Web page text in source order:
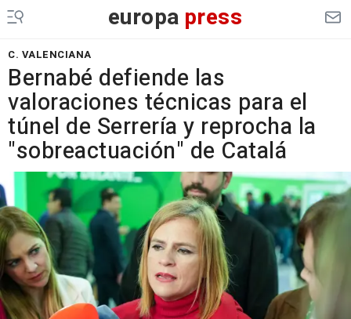
europa press
C. VALENCIANA
Bernabé defiende las
valoraciones técnicas para el
túnel de Serrería y reprocha la
"sobreactuación" de Catalá